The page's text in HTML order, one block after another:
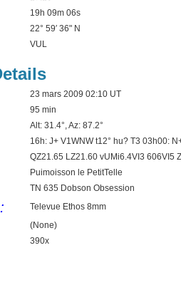
19h 09m 06s
22° 59′ 36" N
VUL
23 mars 2009 02:10 UT
95 min
Alt: 31.4°, Az: 87.2°
16h: J+ V1WNW t12° hu? T3 03h00:
QZ21.65 LZ21.60 vUMi6.4VI3 606VI5
Puimoisson le PetitTelle
TN 635 Dobson Obsession
Televue Ethos 8mm
(None)
390x